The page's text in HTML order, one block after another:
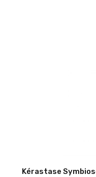
Kérastase